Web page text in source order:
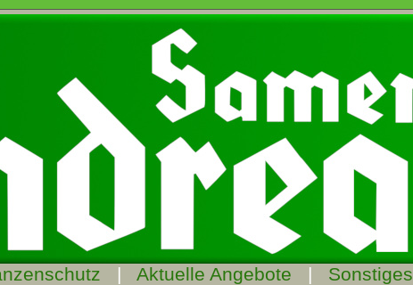
| Aktuelle Angebote | Sonstiges